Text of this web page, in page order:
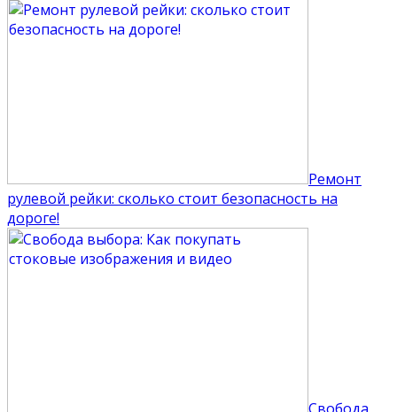
Ремонт
рулевой рейки: сколько стоит безопасность на
дороге!